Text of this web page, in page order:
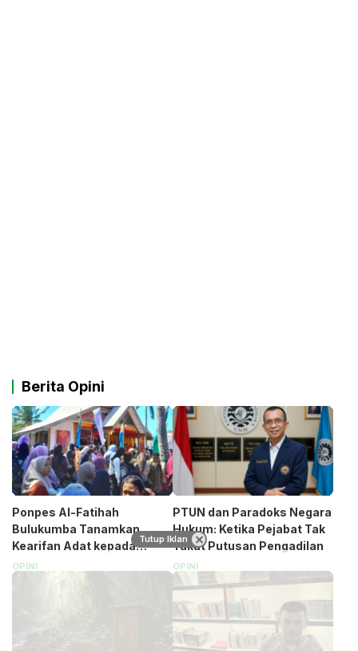
Berita Opini
Ponpes Al-Fatihah
Bulukumba Tanamkan
Kearifan Adat kepada
Santri (Bagian 1)
OPINI
PTUN dan Paradoks Negara
Hukum: Ketika Pejabat Tak
Takut Putusan Pengadilan
OPINI
Tutup Iklan